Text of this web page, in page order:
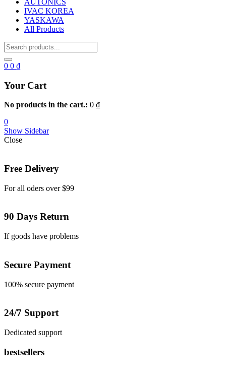
IVAC KOREA
YASKAWA
All Products
0 0 ₫
Your Cart
No products in the cart.: 0 ₫
0
Show Sidebar
Close
Free Delivery
For all oders over $99
90 Days Return
If goods have problems
Secure Payment
100% secure payment
24/7 Support
Dedicated support
bestsellers